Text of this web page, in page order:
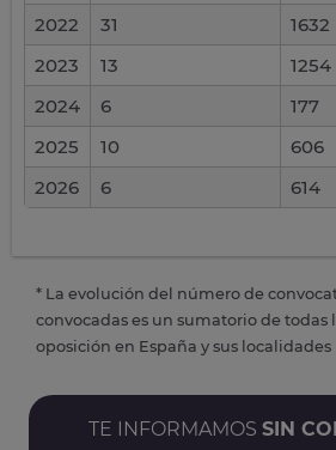
2022
31
1632
2023
13
1254
2024
6
177
2025
10
606
2026
6 614
* La evolución del número de
convocadas es un sumatorio de todas
oposición en España y sus localidades
TE INFORMAMOS SIN